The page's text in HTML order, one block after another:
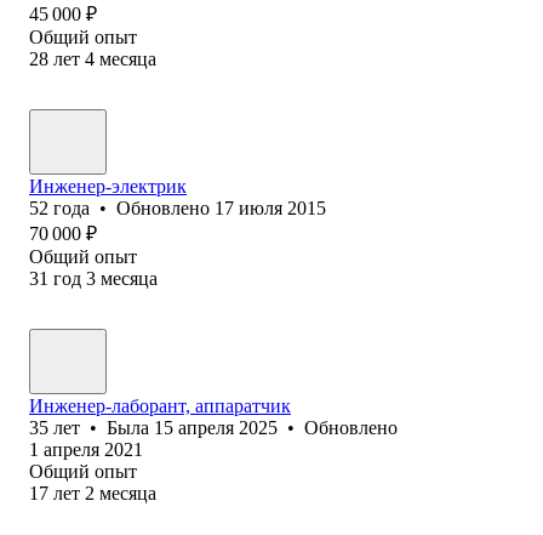
45 000 ₽
Общий опыт
28 лет 4 месяца
Инженер-электрик
52 года • Обновлено 17 июля 2015
70 000 ₽
Общий опыт
31 год 3 месяца
Инженер-лаборант, аппаратчик
35 лет • Была 15 апреля 2025 • Обновлено
1 апреля 2021
Общий опыт
17 лет 2 месяца